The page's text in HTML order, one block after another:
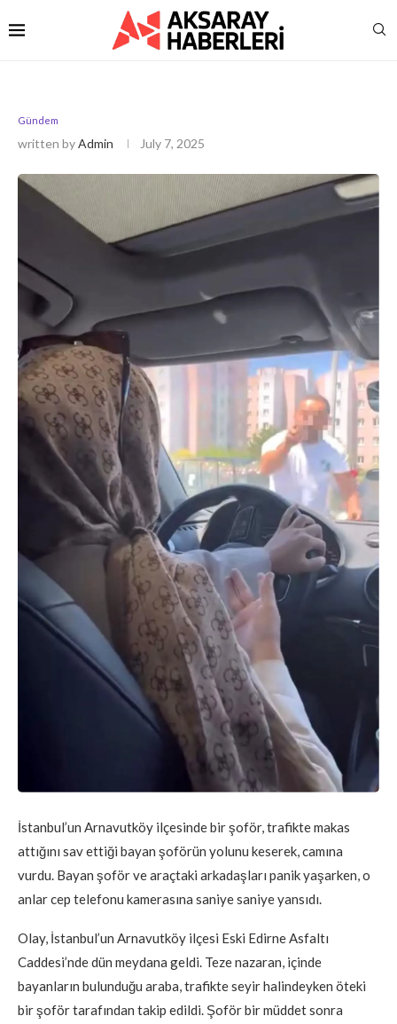
Gündem
written byAdmin July 7, 2025
İstanbul’un Arnavutköy ilçesinde bir şoför, trafikte makas
attığını sav ettiği bayan şoförün yolunu keserek, camına
vurdu. Bayan şoför ve araçtaki arkadaşları panik yaşarken, o
anlar cep telefonu kamerasına saniye saniye yansıdı.
Olay, İstanbul’un Arnavutköy ilçesi Eski Edirne Asfaltı
Caddesi’nde dün meydana geldi. Teze nazaran, içinde
bayanların bulunduğu araba, trafikte seyir halindeyken öteki
bir şoför tarafından takip edildi. Şoför bir müddet sonra